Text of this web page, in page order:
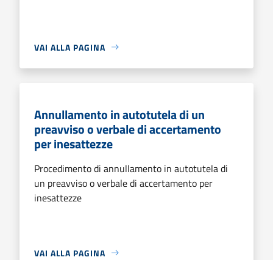
VAI ALLA PAGINA
Annullamento in autotutela di un
preavviso o verbale di accertamento
per inesattezze
Procedimento di annullamento in autotutela di
un preavviso o verbale di accertamento per
inesattezze
VAI ALLA PAGINA